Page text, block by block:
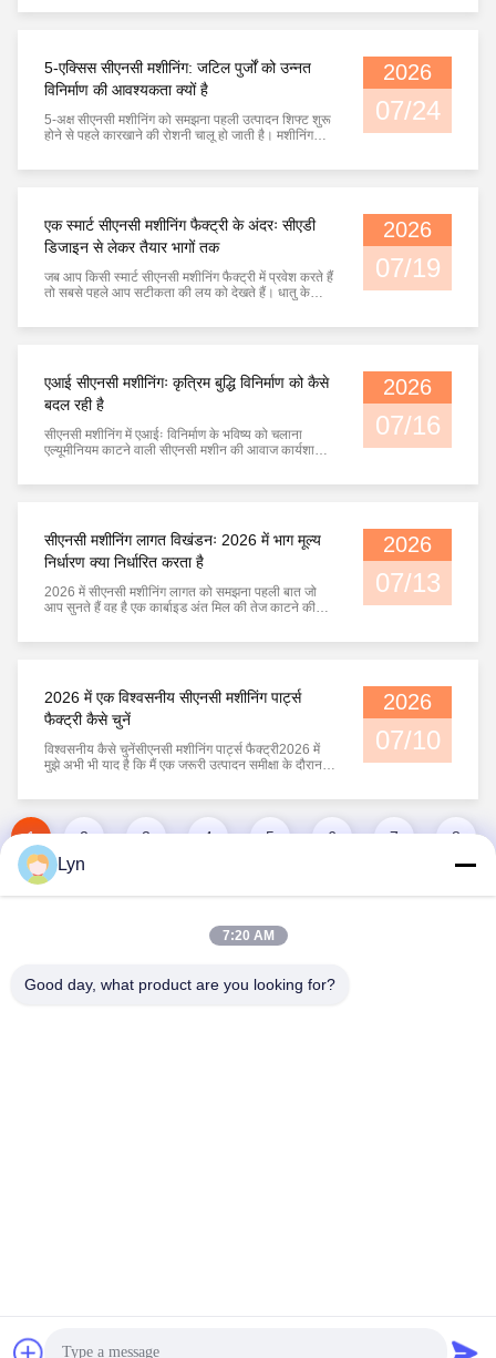
धीरे धीरे चलता है, जबकि एक ऑपरेटर स्क्रीन पर वास्तविक
5-एक्सिस सीएनसी मशीनिंग: जटिल पुर्जों को उन्नत
विनिर्माण की आवश्यकता क्यों है
5-अक्ष सीएनसी मशीनिंग को समझना पहली उत्पादन शिफ्ट शुरू
होने से पहले कारखाने की रोशनी चालू हो जाती है। मशीनिंग
गति वाले धुरी की आवाज एक स्थिर यांत्रिक लय बनाती है।एक
2026
07/24
एक स्मार्ट सीएनसी मशीनिंग फैक्ट्री के अंदरः सीएडी
डिजाइन से लेकर तैयार भागों तक
जब आप किसी स्मार्ट सीएनसी मशीनिंग फैक्ट्री में प्रवेश करते हैं
तो सबसे पहले आप सटीकता की लय को देखते हैं। धातु के
में गूंजती है,रोबोटिक हथियार चुपचाप स्टेशनों के बीच घटकों को
2026
07/19
एआई सीएनसी मशीनिंगः कृत्रिम बुद्धि विनिर्माण को कैसे
बदल रही है
सीएनसी मशीनिंग में एआईः विनिर्माण के भविष्य को चलाना
एल्यूमीनियम काटने वाली सीएनसी मशीन की आवाज कार्यशाला
वाले उपकरण पर बहती है,और एक ऑपरेटर वास्तविक समय में
2026
07/16
सीएनसी मशीनिंग लागत विखंडनः 2026 में भाग मूल्य
निर्धारण क्या निर्धारित करता है
2026 में सीएनसी मशीनिंग लागत को समझना पहली बात जो
आप सुनते हैं वह है एक कार्बाइड अंत मिल की तेज काटने की
टेबल आपके हाथ के नीचे थोड़ा कंपन करती है, शीतल पदार्थ
2026
07/13
2026 में एक विश्वसनीय सीएनसी मशीनिंग पार्ट्स
फैक्ट्री कैसे चुनें
विश्वसनीय कैसे चुनेंसीएनसी मशीनिंग पार्ट्स फैक्ट्री2026 में
मुझे अभी भी याद है कि मैं एक जरूरी उत्पादन समीक्षा के दौरान
लगभग 7:30 बजे मशीन की स्पिंडल तेज गति से चल रही थी, हर
सुरक्षात्मक ग्लास ...
2026
07/10
1 2 3 4 5 6 7 8
2026 Shenzhen Perfect Precision Product Co., Ltd. . सर्वाधिकार
Lyn
7:20 AM
Good day, what product are you looking for?